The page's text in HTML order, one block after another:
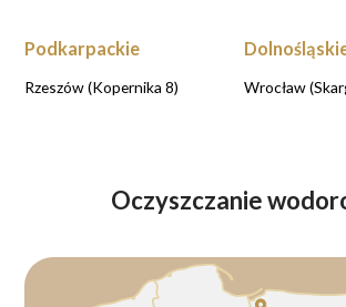
Podkarpackie
Rzeszów (Kopernika 8) Wrocław
Oczyszczanie